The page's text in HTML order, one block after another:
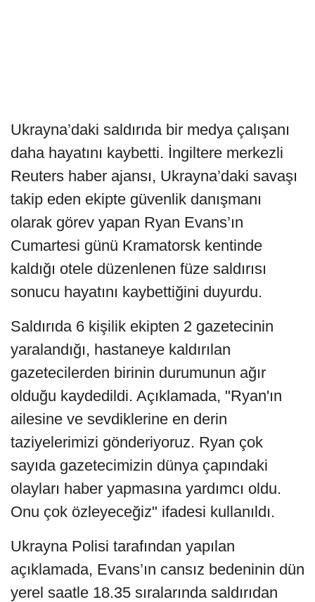
Ukrayna’daki saldırıda bir medya çalışanı
daha hayatını kaybetti. İngiltere merkezli
Reuters haber ajansı, Ukrayna’daki savaşı
takip eden ekipte güvenlik danışmanı
olarak görev yapan Ryan Evans’ın
Cumartesi günü Kramatorsk kentinde
kaldığı otele düzenlenen füze saldırısı
sonucu hayatını kaybettiğini duyurdu.
Saldırıda 6 kişilik ekipten 2 gazetecinin
yaralandığı, hastaneye kaldırılan
gazetecilerden birinin durumunun ağır
olduğu kaydedildi. Açıklamada, "Ryan'ın
ailesine ve sevdiklerine en derin
taziyelerimizi gönderiyoruz. Ryan çok
sayıda gazetecimizin dünya çapındaki
olayları haber yapmasına yardımcı oldu.
Onu çok özleyeceğiz" ifadesi kullanıldı.
Ukrayna Polisi tarafından yapılan
açıklamada, Evans’ın cansız bedeninin dün
yerel saatle 18.35 sıralarında saldırıdan